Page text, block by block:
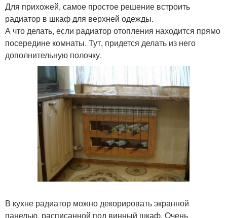
Для прихожей, самое простое решение встроить
радиатор в шкаф для верхней одежды.
А что делать, если радиатор отопления находится прямо
посередине комнаты. Тут, придется делать из него
дополнительную полочку.
В кухне радиатор можно декорировать экранной
панелью, расписанной под винный шкаф. Очень